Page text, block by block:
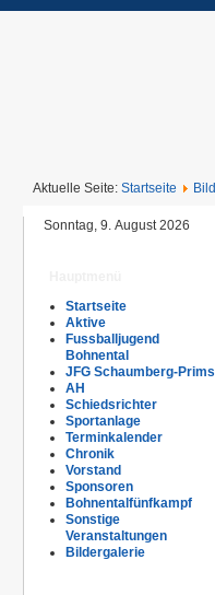
Aktuelle Seite: Startseite
Sonntag, 9. August 2026
Startseite
Aktive
Fussballjugend
Bohnental
JFG Schaumberg-Prims
AH
Schiedsrichter
Sportanlage
Terminkalender
Chronik
Vorstand
Sponsoren
Bohnentalfünfkampf
Sonstige
Veranstaltungen
Bildergalerie